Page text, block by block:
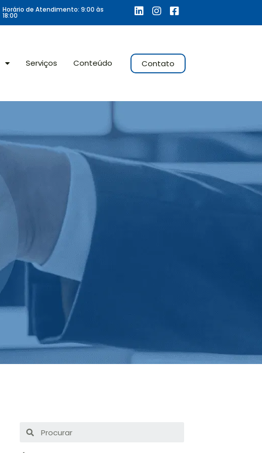
Horário de Atendimento: 9:00 às
18:00
Serviços Conteúdo Contato